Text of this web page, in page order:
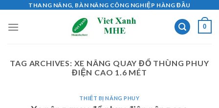
content
THANG NÂNG, BÀN NÂNG CÔNG NGHIỆP HÀNG ĐẦU
0
TAG ARCHIVES: XE NÂNG QUAY ĐỔ THÙNG PHUY
ĐIỆN CAO 1.6 MÉT
THIẾT BỊ NÂNG PHUY